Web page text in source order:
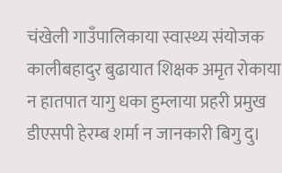
चंखेली गाउँपालिकाया स्वास्थ्य संयोजक
कालीबहादुर बुढायात शिक्षक अमृत रोकाया
न हातपात यागु धका हुम्लाया प्रहरी प्रमुख
डीएसपी हेरम्ब शर्मा न जानकारी बिगु दु।